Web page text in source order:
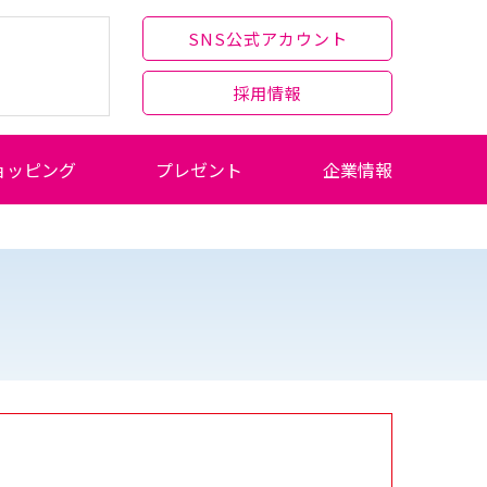
SNS公式アカウント
採用情報
ッピング プレゼント 企業情報